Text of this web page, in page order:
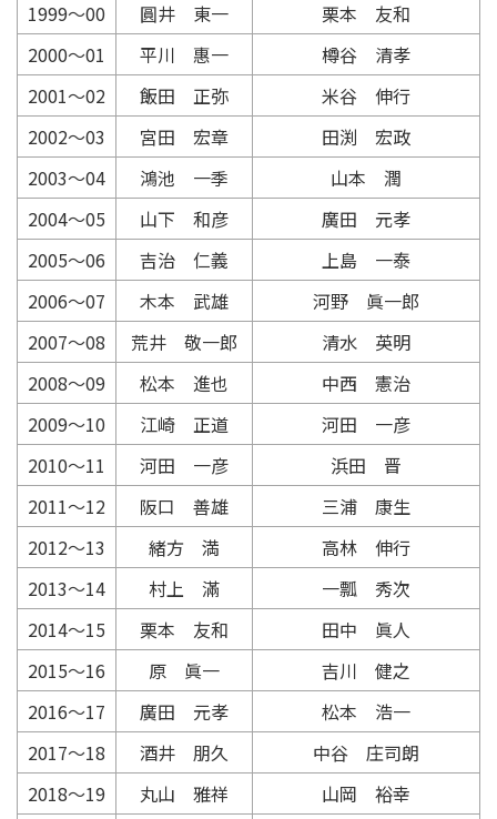
1999〜00 圓井 東一
栗本 友和
2000〜01
平川 惠一
樽谷 清孝
2001〜02
飯田 正弥
米谷 伸行
2002〜03
宮田 宏章
田渕 宏政
2003〜04
鴻池 一季
山本 潤
2004〜05
山下 和彦
廣田 元孝
2005〜06
吉治 仁義
上島 一泰
2006〜07
木本 武雄
河野 眞一郎
2007〜08
荒井 敬一郎
清水 英明
2008〜09
松本 進也
中西 憲治
2009〜10
江崎 正道
河田 一彦
2010〜11
河田 一彦
浜田 晋
2011〜12
阪口 善雄
三浦 康生
2012〜13
緒方 満
高林 伸行
2013〜14
村上 滿
一瓢 秀次
2014〜15
栗本 友和
田中 眞人
2015〜16
原 眞一
吉川 健之
2016〜17
廣田 元孝
松本 浩一
2017〜18
酒井 朋久
中谷 庄司朗
2018〜19
丸山 雅祥
山岡 裕幸